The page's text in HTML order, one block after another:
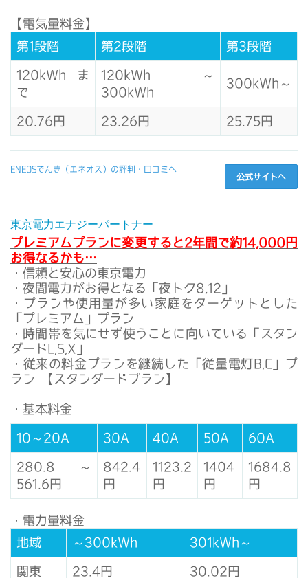
【電気量料金】
第1段階
第2段階 第3段階
120kWhま
で
120kWh～
300kWh
300kWh～
20.76円 23.26円 25.75円
ENEOSでんき（エネオス）の評判・口コミへ
公式サイトへ
東京電力エナジーパートナー
プレミアムプランに変更すると2年間で約14,000円
お得なるかも…
・信頼と安心の東京電力
・夜間電力がお得となる「夜トク8,12」
・プランや使用量が多い家庭をターゲットとした
「プレミアム」プラン
・時間帯を気にせず使うことに向いている「スタン
ダードL,S,X」
・従来の料金プランを継続した「従量電灯B,C」プ
ラン 【スタンダードプラン】
・基本料金
10～20A 30A 40A 50A 60A
280.8～
561.6円
842.4
円
1123.2
円
1404
円
1684.8
円
・電力量料金
地域
～300kWh 301kWh～
関東 23.4円 30.02円